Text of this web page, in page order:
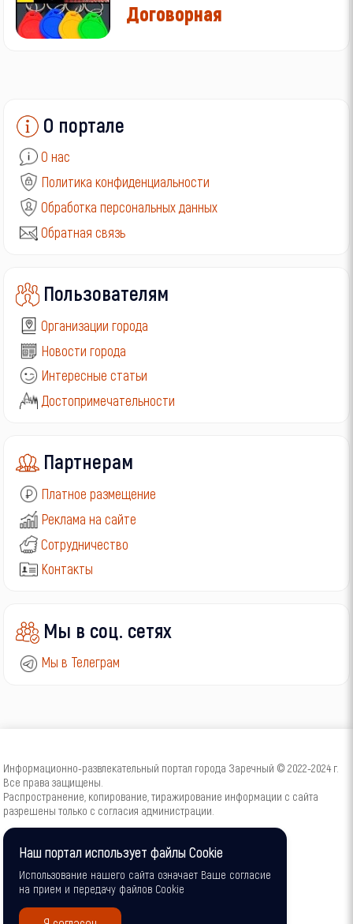
Договорная
О портале
О нас
Политика конфиденциальности
Обработка персональных данных
Обратная связь
Пользователям
Организации города
Новости города
Интересные статьи
Достопримечательности
Партнерам
Платное размещение
Реклама на сайте
Сотрудничество
Контакты
Мы в соц. сетях
Мы в Телеграм
Информационно-развлекательный портал города Заречный © 2022-2024 г.
Все права защищены.
Распространение, копирование, тиражирование информации с сайта
разрешены только с согласия администрации.
16+Наш портал использует файлы Cookie
Использование нашего сайта означает Ваше согласие
на прием и передачу файлов Cookie